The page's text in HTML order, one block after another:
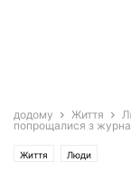
додому Життя
попрощалися з
Життя Люди